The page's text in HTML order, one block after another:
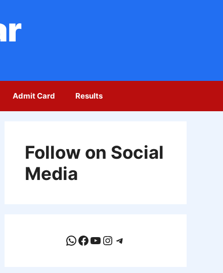
Admit Card Results
Follow on Social
Media
WhatsApp
Facebook
YouTube
Instagram
Telegram